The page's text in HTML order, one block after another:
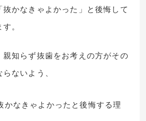
抜かなきゃよかった」と後悔して
。
親知らず抜歯をお考えの方がその
ないよう、
かなきゃよかったと後悔する理